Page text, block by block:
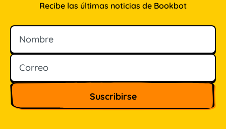
Recibe las últimas noticias de Bookbot
Nombre
Correo